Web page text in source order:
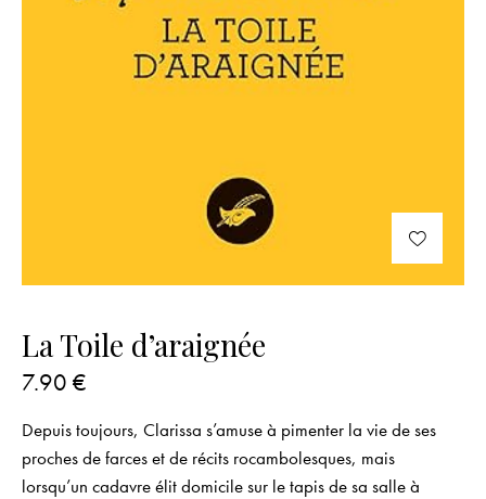
La Toile d’araignée
7.90 €
Depuis toujours, Clarissa s’amuse à pimenter la vie de ses
proches de farces et de récits rocambolesques, mais
lorsqu’un cadavre élit domicile sur le tapis de sa salle à